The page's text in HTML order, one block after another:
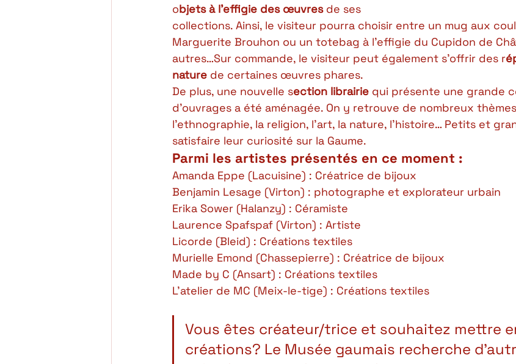
objets à l’effigie des œuvres de ses
collections. Ainsi, le visiteur pourra choisir entre un mug aux
Marguerite Brouhon ou un totebag à l’effigie du Cupidon de
autres…Sur commande, le visiteur peut également s’offrir des r
nature de certaines œuvres phares.
De plus, une nouvelle section librairie qui présente une grande
d’ouvrages a été aménagée. On y retrouve de nombreux
l’ethnographie, la religion, l’art, la nature, l’histoire… Petits et
satisfaire leur curiosité sur la Gaume.
Parmi les artistes présentés en ce moment :
Amanda Eppe (Lacuisine) : Créatrice de bijoux
Benjamin Lesage (Virton) : photographe et explorateur urbain
Erika Sower (Halanzy) : Céramiste
Laurence Spafspaf (Virton) : Artiste
Licorde (Bleid) : Créations textiles
Murielle Emond (Chassepierre) : Créatrice de bijoux
Made by C (Ansart) : Créations textiles
L’atelier de MC (Meix-le-tige) : Créations textiles
Vous êtes créateur/trice et souhaitez mettre
créations? Le Musée gaumais recherche